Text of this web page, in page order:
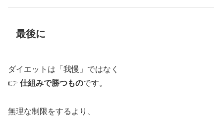
最後に
ダイエットは「我慢」ではなく
👉 仕組みで勝つものです。
無理な制限をするより、